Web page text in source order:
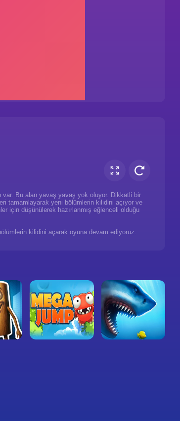
var. Bu alan yavaş yavaş yok oluyor. Dikkatli bir
tamamlayarak yeni bölümlerin kilidini açıyor ve
için düşünülerek hazırlanmış eğlenceli olduğu
kilidini açarak oyuna devam ediyoruz.